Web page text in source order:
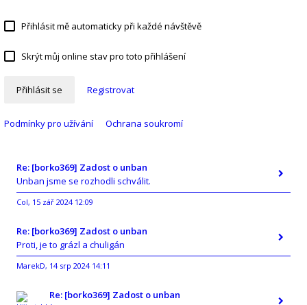
Přihlásit mě automaticky při každé návštěvě
Skrýt můj online stav pro toto přihlášení
Přihlásit se Registrovat
Podmínky pro užívání Ochrana soukromí
Re: [borko369] Zadost o unban
Unban jsme se rozhodli schválit.
Col, 15 zář 2024 12:09
Re: [borko369] Zadost o unban
Proti, je to grázl a chuligán
MarekD, 14 srp 2024 14:11
Re: [borko369] Zadost o unban